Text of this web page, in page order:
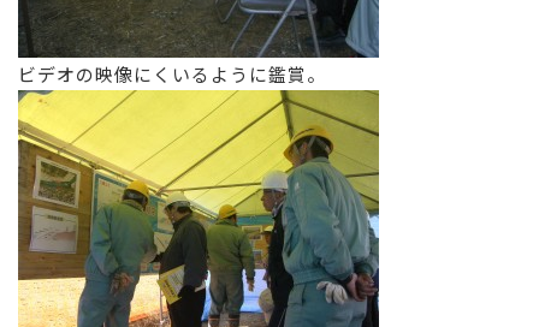
ビデオの映像にくいるように鑑賞。